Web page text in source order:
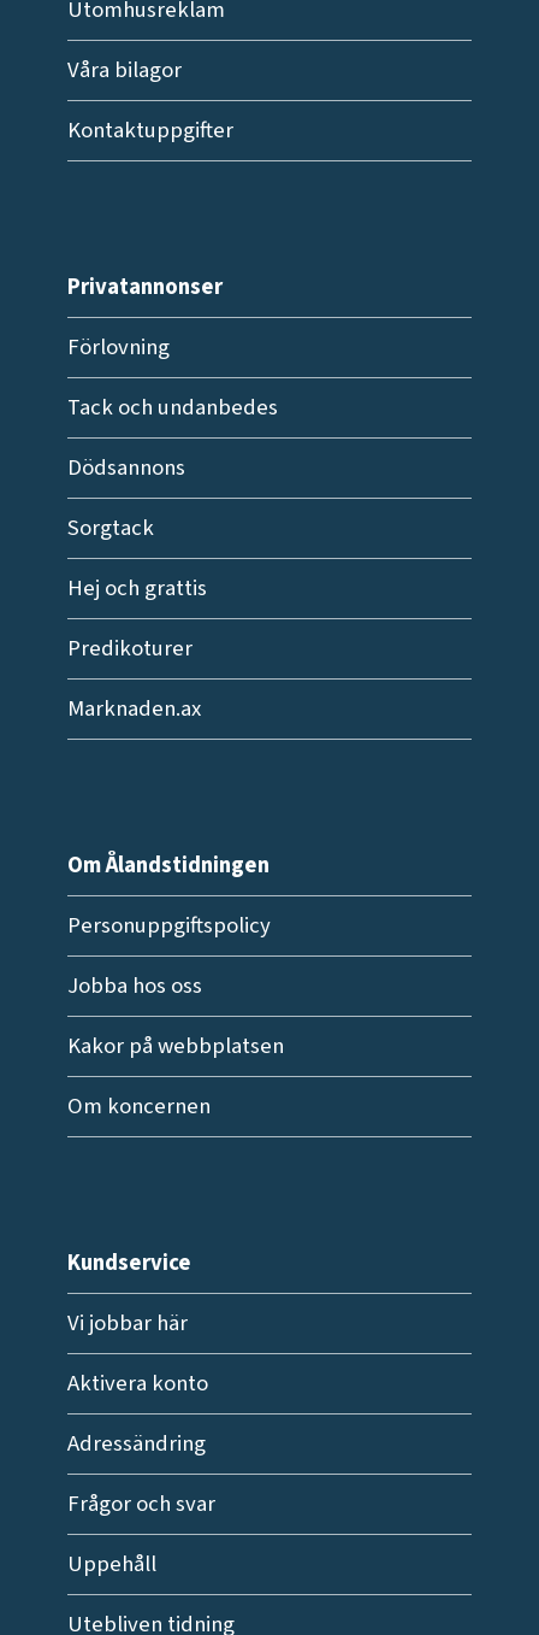
Utomhusreklam
Våra bilagor
Kontaktuppgifter
Privatannonser
Förlovning
Tack och undanbedes
Dödsannons
Sorgtack
Hej och grattis
Predikoturer
Marknaden.ax
Om Ålandstidningen
Personuppgiftspolicy
Jobba hos oss
Kakor på webbplatsen
Om koncernen
Kundservice
Vi jobbar här
Aktivera konto
Adressändring
Frågor och svar
Uppehåll
Utebliven tidning